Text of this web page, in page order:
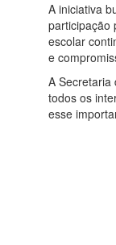
A iniciativa
participação
escolar
e
A Secretaria
todos os
esse